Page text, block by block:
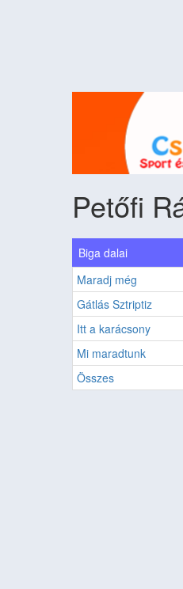
Petőfi
Biga dalai
Maradj még
Gátlás Sztriptiz
Itt a karácsony
Mi maradtunk
Összes